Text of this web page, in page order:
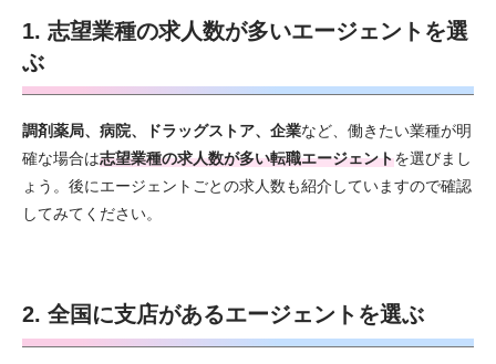
1. 志望業種の求人数が多いエージェントを選
ぶ
調剤薬局、病院、ドラッグストア、企業など、働きたい業種が明
確な場合は志望業種の求人数が多い転職エージェントを選びまし
ょう。後にエージェントごとの求人数も紹介していますので確認
してみてください。
2. 全国に支店があるエージェントを選ぶ